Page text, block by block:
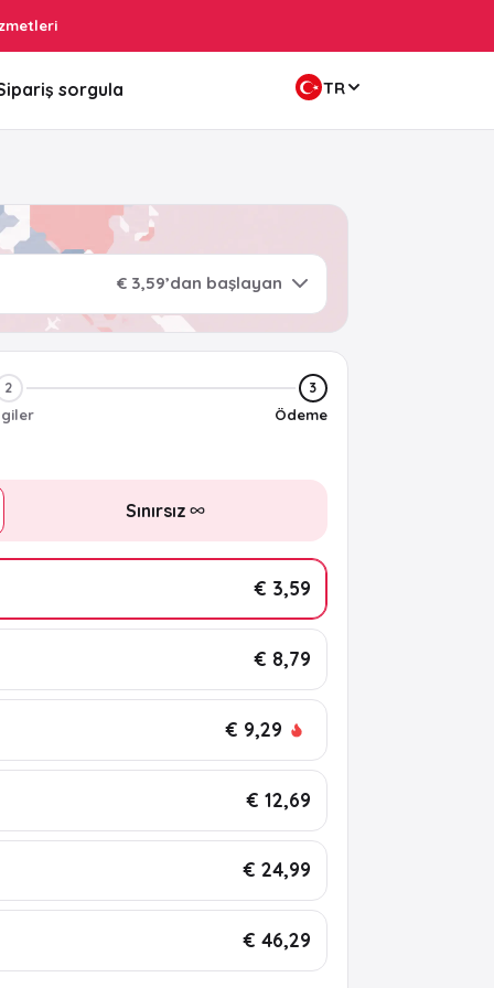
sorgula TR
€ 3,59’dan başlayan
2 3
Ödeme
Sınırsız
€ 3,59
€ 8,79
€ 9,29
€ 12,69
€ 24,99
€ 46,29